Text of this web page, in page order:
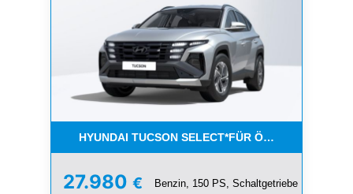
HYUNDAI TUCSON SELECT*FÜR ÖFFENTLICH.
27.980 € Benzin, 150 PS, Schaltgetriebe